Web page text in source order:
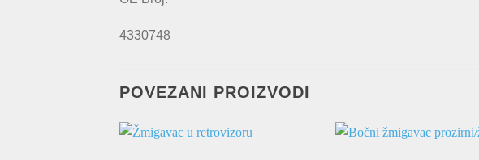
4330748
POVEZANI PROIZVODI